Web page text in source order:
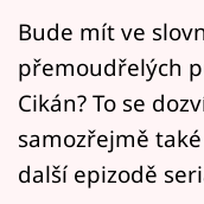
Mámy sobě
Přihlášení
Bude mít ve
přemoudřelých
Cikán? To se
samozřejmě
další epizodě